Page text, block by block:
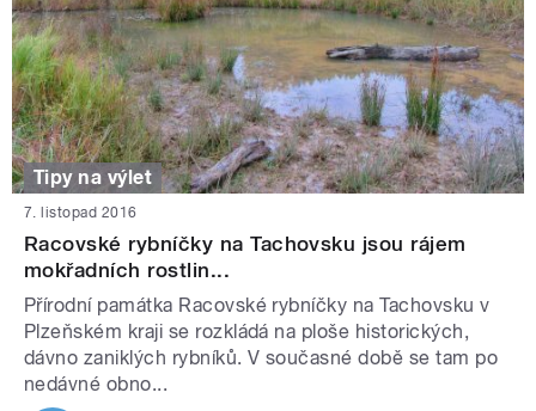
Tipy na výlet
7. listopad 2016
Racovské rybníčky na Tachovsku jsou rájem
mokřadních rostlin...
Přírodní památka Racovské rybníčky na Tachovsku v
Plzeňském kraji se rozkládá na ploše historických,
dávno zaniklých rybníků. V současné době se tam po
nedávné obno...